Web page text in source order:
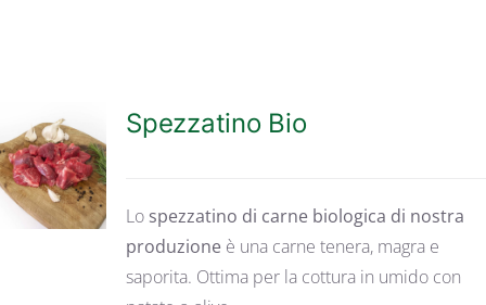
DETTAGLI
Spezzatino Bio
Lo spezzatino di carne biologica di nostra
produzione è una carne tenera, magra e
saporita. Ottima per la cottura in umido con